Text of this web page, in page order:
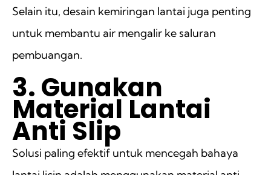
Selain itu, desain kemiringan lantai juga penting
untuk membantu air mengalir ke saluran
pembuangan.
3. Gunakan
Material Lantai
Anti Slip
Solusi paling efektif untuk mencegah bahaya